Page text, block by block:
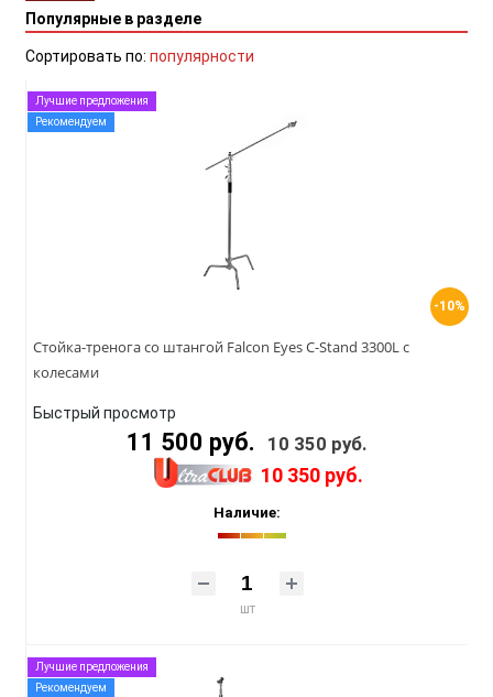
Популярные в разделе
Сортировать по: популярности
-10%
Лучшие предложения
Рекомендуем
Стойка-тренога со штангой Falcon Eyes C-Stand 3300L с
колесами
Быстрый просмотр
11 500 руб. 10 350 руб.
10 350 руб.
Наличие:
шт
Лучшие предложения
Рекомендуем